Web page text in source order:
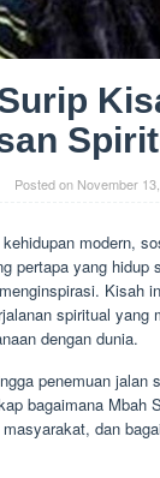
Posted on November
modern,
pertapa yang hidup
Kisah
spiritual yang
dengan dunia.
penemuan jalan
bagaimana Mbah
dan